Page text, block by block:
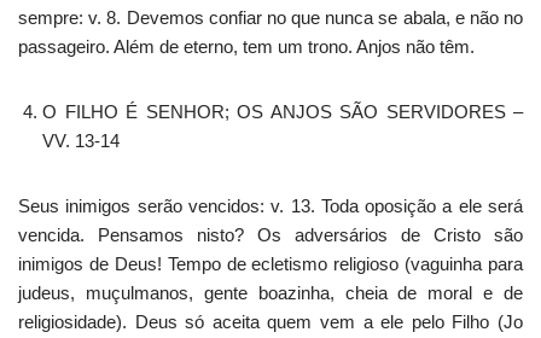
sempre: v. 8. Devemos confiar no que nunca se abala, e não no
passageiro. Além de eterno, tem um trono. Anjos não têm.
O FILHO É SENHOR; OS ANJOS SÃO SERVIDORES –
VV. 13-14
Seus inimigos serão vencidos: v. 13. Toda oposição a ele será
vencida. Pensamos nisto? Os adversários de Cristo são
inimigos de Deus! Tempo de ecletismo religioso (vaguinha para
judeus, muçulmanos, gente boazinha, cheia de moral e de
religiosidade). Deus só aceita quem vem a ele pelo Filho (Jo